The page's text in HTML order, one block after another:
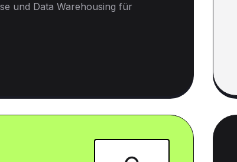
und Data Warehousing für